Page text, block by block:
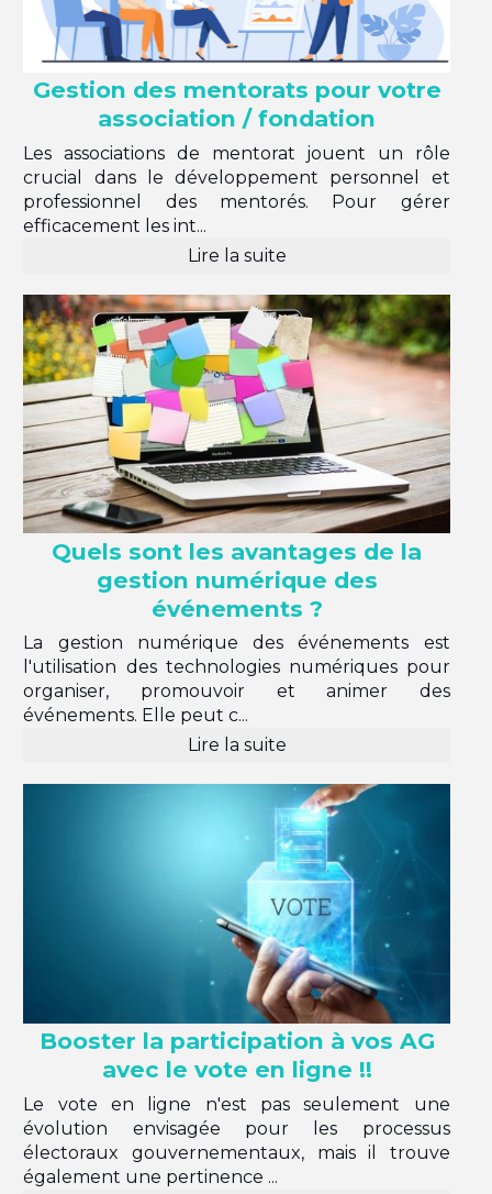
Gestion des mentorats pour votre
association / fondation
Les associations de mentorat jouent un rôle
crucial dans le développement personnel et
professionnel des mentorés. Pour gérer
efficacement les int...
Lire la suite
Quels sont les avantages de la
gestion numérique des
événements ?
La gestion numérique des événements est
l'utilisation des technologies numériques pour
organiser, promouvoir et animer des
événements. Elle peut c...
Lire la suite
Booster la participation à vos AG
avec le vote en ligne !!
Le vote en ligne n'est pas seulement une
évolution envisagée pour les processus
électoraux gouvernementaux, mais il trouve
également une pertinence ...